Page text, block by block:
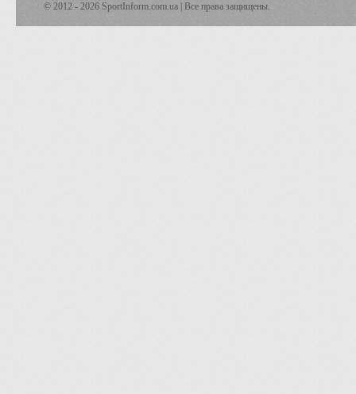
© 2012 - 2026 SportInform.com.ua | Все права защищены.